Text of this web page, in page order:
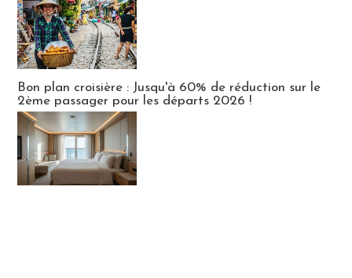
Bon plan croisière : Jusqu'à 60% de réduction sur le
2ème passager pour les départs 2026 !